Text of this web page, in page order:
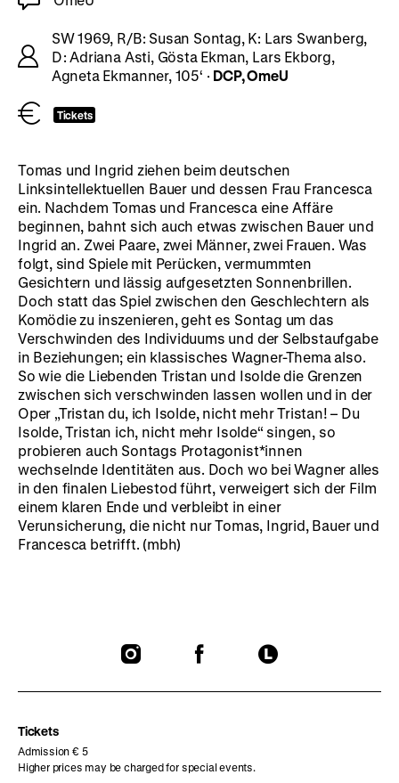
SW 1969, R/B: Susan Sontag, K: Lars Swanberg,
D: Adriana Asti, Gösta Ekman, Lars Ekborg,
Agneta Ekmanner, 105‘ · DCP, OmeU
Tickets
Tomas und Ingrid ziehen beim deutschen
Linksintellektuellen Bauer und dessen Frau Francesca
ein. Nachdem Tomas und Francesca eine Affäre
beginnen, bahnt sich auch etwas zwischen Bauer und
Ingrid an. Zwei Paare, zwei Männer, zwei Frauen. Was
folgt, sind Spiele mit Perücken, vermummten
Gesichtern und lässig aufgesetzten Sonnenbrillen.
Doch statt das Spiel zwischen den Geschlechtern als
Komödie zu inszenieren, geht es Sontag um das
Verschwinden des Individuums und der Selbstaufgabe
in Beziehungen; ein klassisches Wagner-Thema also.
So wie die Liebenden Tristan und Isolde die Grenzen
zwischen sich verschwinden lassen wollen und in der
Oper „Tristan du, ich Isolde, nicht mehr Tristan! – Du
Isolde, Tristan ich, nicht mehr Isolde“ singen, so
probieren auch Sontags Protagonist*innen
wechselnde Identitäten aus. Doch wo bei Wagner alles
in den finalen Liebestod führt, verweigert sich der Film
einem klaren Ende und verbleibt in einer
Verunsicherung, die nicht nur Tomas, Ingrid, Bauer und
Francesca betrifft. (mbh)
To
To
To
Tickets
Admission € 5
Higher prices may be charged for special events.